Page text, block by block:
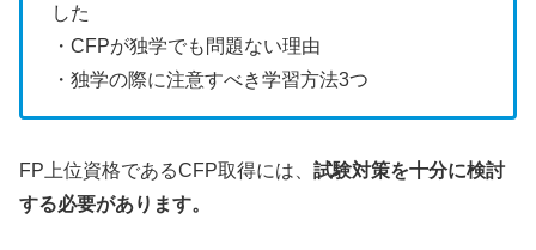
した
・CFPが独学でも問題ない理由
・独学の際に注意すべき学習方法3つ
FP上位資格であるCFP取得には、 試験対策を十分に検討
する必要があります。